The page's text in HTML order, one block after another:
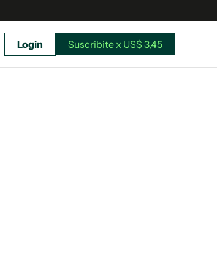
Login Suscribite x US$ 3,45